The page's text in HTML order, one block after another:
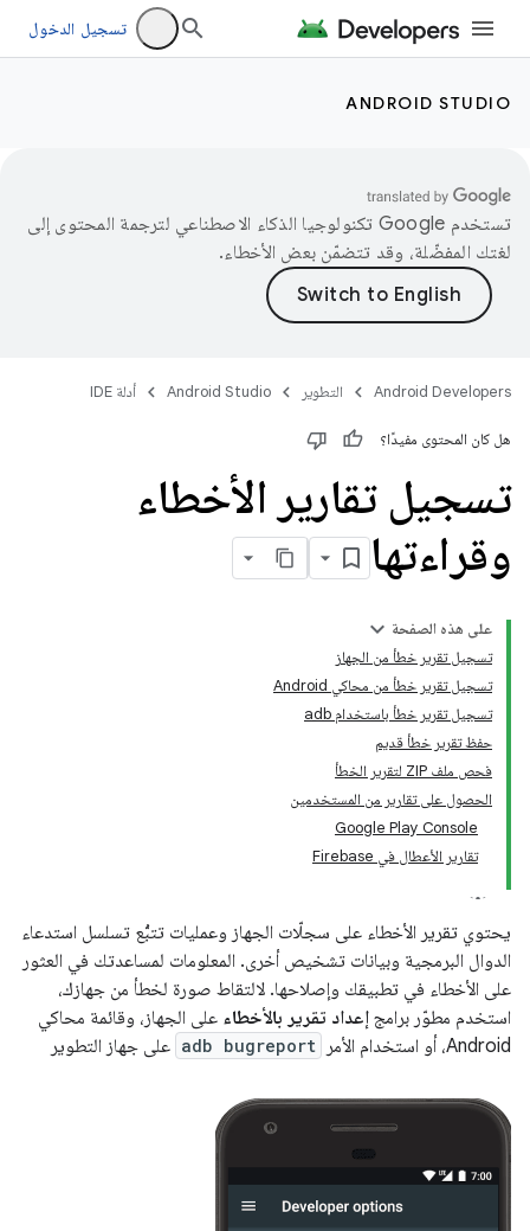
تسجيل الدخول
ANDROID STUDIO
تستخدم Google تكنولوجيا الذكاء الاصطناعي لترجمة المحتوى إلى
لغتك المفضّلة، وقد تتضمّن بعض الأخطاء.
Android Developers التطوير Android Studio أدلة IDE
هل كان المحتوى مفيدًا؟
تسجيل تقارير الأخطاء
وقراءتها
على هذه الصفحة
تسجيل تقرير خطأ من الجهاز
تسجيل تقرير خطأ من محاكي Android
تسجيل تقرير خطأ باستخدام adb
حفظ تقرير خطأ قديم
فحص ملف ZIP لتقرير الخطأ
الحصول على تقارير من المستخدمين
Google Play Console
تقارير الأعطال في Firebase
يحتوي تقرير الأخطاء على سجلّات الجهاز وعمليات تتبُّع تسلسل استدعاء
الدوال البرمجية وبيانات تشخيص أخرى. المعلومات لمساعدتك في العثور
على الأخطاء في تطبيقك وإصلاحها. لالتقاط صورة لخطأ من جهازك،
استخدم مطوّر برامج إعداد تقرير بالأخطاء على الجهاز، وقائمة محاكي
Android، أو استخدام الأمر
adb bugreport على جهاز التطوير